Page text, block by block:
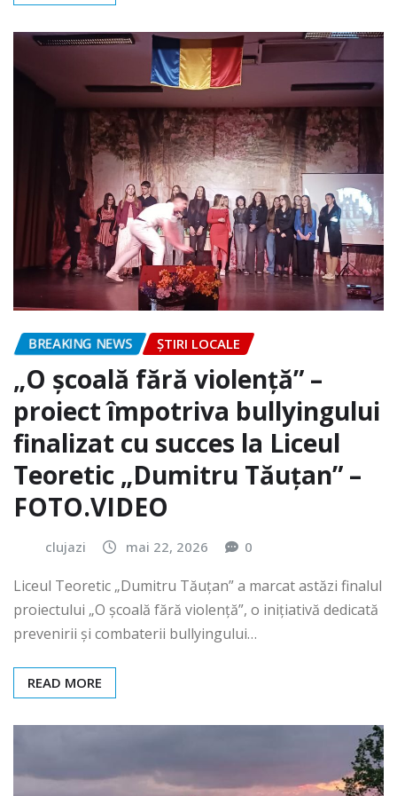
BREAKING NEWS ȘTIRI LOCALE
„O școală fără violență” –
proiect împotriva bullyingului
finalizat cu succes la Liceul
Teoretic „Dumitru Tăuțan” –
FOTO.VIDEO
clujazi mai 22, 2026 0
Liceul Teoretic „Dumitru Tăuțan” a marcat astăzi finalul
proiectului „O școală fără violență”, o inițiativă dedicată
prevenirii și combaterii bullyingului…
READ MORE